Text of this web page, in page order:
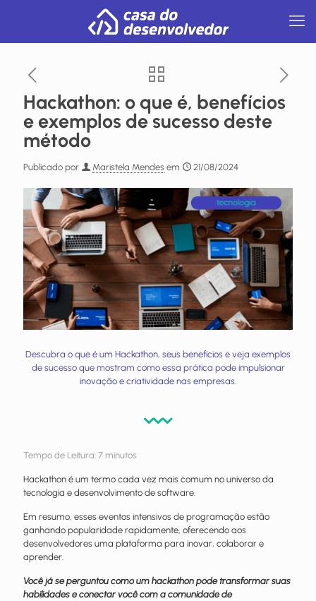
Hackathon: o que é, benefícios
e exemplos de sucesso deste
método
Publicado por Maristela Mendes em 21/08/2024
Descubra o que é um Hackathon, seus benefícios e veja exemplos
de sucesso que mostram como essa prática pode impulsionar
inovação e criatividade nas empresas.
Tempo de Leitura: 7 minutos
Hackathon é um termo cada vez mais comum no universo da
tecnologia e desenvolvimento de software.
Em resumo, esses eventos intensivos de programação estão
ganhando popularidade rapidamente, oferecendo aos
desenvolvedores uma plataforma para inovar, colaborar e
aprender.
Você já se perguntou como um hackathon pode transformar suas
habilidades e conectar você com a comunidade de